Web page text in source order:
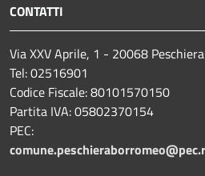
CONTATTI
Via XXV Aprile, 1 - 20068
Tel: 02516901
Codice Fiscale: 80101570150
Partita IVA: 05802370154
PEC: